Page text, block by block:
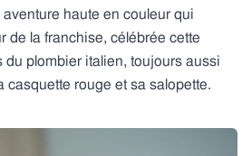
aventure haute en couleur qui
de la franchise, célébrée cette
du plombier italien, toujours aussi
casquette rouge et sa salopette.